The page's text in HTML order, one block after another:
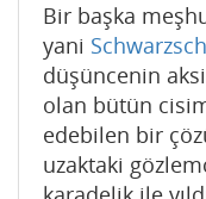
Bir başka
yani
düşüncenin
olan bütün
edebilen bir
uzaktaki